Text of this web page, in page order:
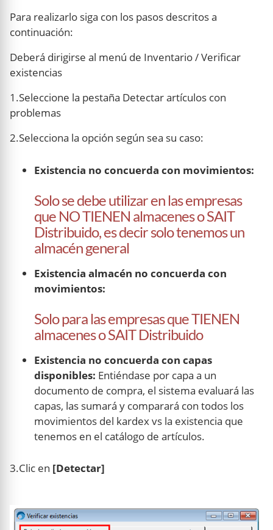
Para realizarlo siga con los pasos descritos a
continuación:
Deberá dirigirse al menú de Inventario / Verificar
existencias
1.Seleccione la pestaña Detectar artículos con
problemas
2.Selecciona la opción según sea su caso:
Existencia no concuerda con movimientos:
Solo se debe utilizar en las empresas
que NO TIENEN almacenes o SAIT
Distribuido, es decir solo tenemos un
almacén general
Existencia almacén no concuerda con
movimientos:
Solo para las empresas que TIENEN
almacenes o SAIT Distribuido
Existencia no concuerda con capas
disponibles: Entiéndase por capa a un
documento de compra, el sistema evaluará las
capas, las sumará y comparará con todos los
movimientos del kardex vs la existencia que
tenemos en el catálogo de artículos.
3.Clic en [Detectar]